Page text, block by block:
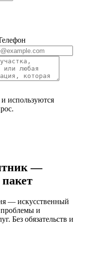
используются
—
— искусственный
проблемы и
Без обязательств и